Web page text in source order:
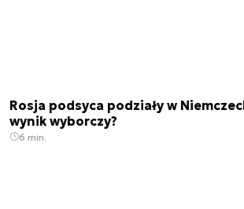
Rosja podsyca podziały w
wynik wyborczy?
6 min.